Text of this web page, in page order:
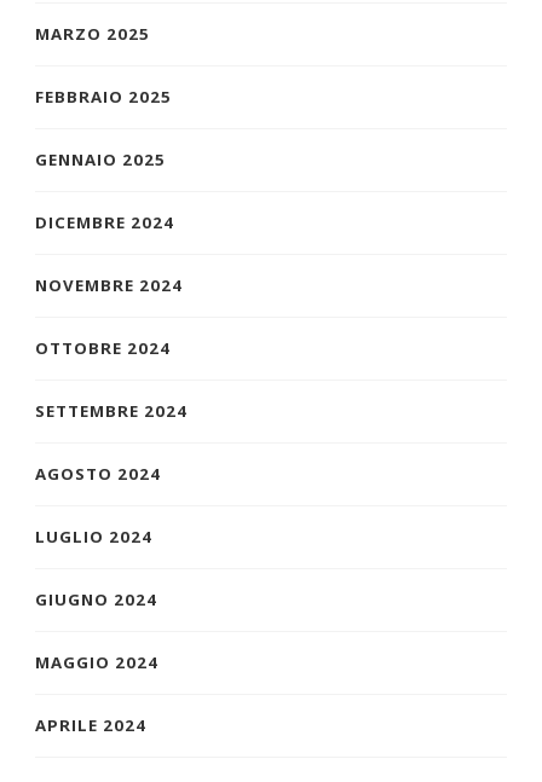
MARZO 2025
FEBBRAIO 2025
GENNAIO 2025
DICEMBRE 2024
NOVEMBRE 2024
OTTOBRE 2024
SETTEMBRE 2024
AGOSTO 2024
LUGLIO 2024
GIUGNO 2024
MAGGIO 2024
APRILE 2024